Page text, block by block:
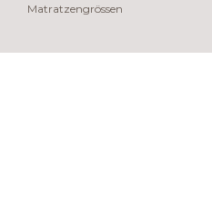
Matratzengrössen